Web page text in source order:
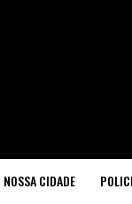
NOSSA CIDADE